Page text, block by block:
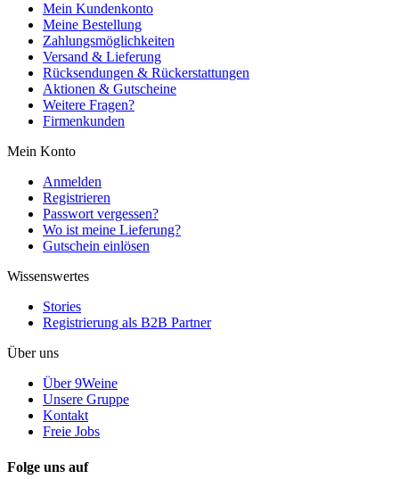
Mein Kundenkonto
Meine Bestellung
Zahlungsmöglichkeiten
Versand & Lieferung
Rücksendungen & Rückerstattungen
Aktionen & Gutscheine
Weitere Fragen?
Firmenkunden
Mein Konto
Anmelden
Registrieren
Passwort vergessen?
Wo ist meine Lieferung?
Gutschein einlösen
Wissenswertes
Stories
Registrierung als B2B Partner
Über uns
Über 9Weine
Unsere Gruppe
Kontakt
Freie Jobs
Folge uns auf